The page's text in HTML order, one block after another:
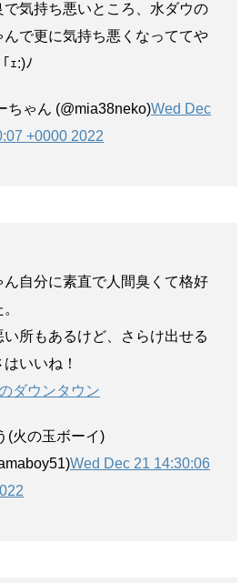
で気持ち悪いところ、水ダウの
んで更に気持ち悪くなっててや
ｪ:)ﾉ
ちゃん (@mia38neko)Wed Dec
+0000 2022
ん自分に素直で人間臭くて格好
い所もあるけど、さらけ出せる
いいね！
ダウンタウン
(火の玉ボーイ)
Wed Dec 21 14:30:06